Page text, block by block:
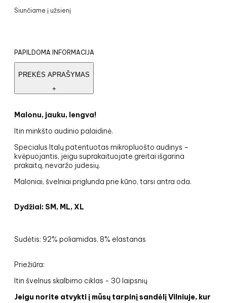
Siunčiame į užsienį
PAPILDOMA INFORMACIJA
PREKĖS APRAŠYMAS
+
Malonu, jauku, lengva!
Itin minkšto audinio palaidinė.
Specialus Italų patentuotas mikropluošto audinys –
kvėpuojantis, jeigu suprakaituojate greitai išgarina
prakaitą, nevaržo judesių.
Maloniai, švelniai priglunda prie kūno, tarsi antra oda.
Dydžiai: SM, ML, XL
Sudėtis: 92% poliamidas, 8% elastanas
Priežiūra:
Itin švelnus skalbimo ciklas - 30 laipsnių
Jeigu norite atvykti į mūsų tarpinį sandėlį Vilniuje, kur